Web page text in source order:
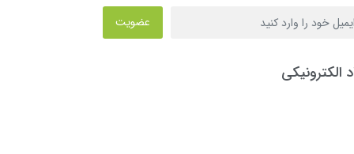
عضویت
الکترونیکی